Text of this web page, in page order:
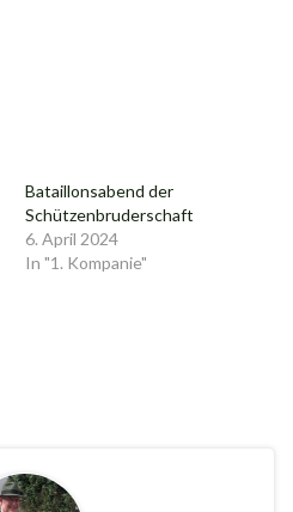
Bataillonsabend der
Schützenbruderschaft
6. April 2024
In "1. Kompanie"